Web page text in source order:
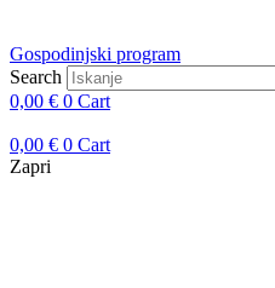
Gospodinjski program
Search
0,00 € 0 Cart
0,00 € 0 Cart
Zapri